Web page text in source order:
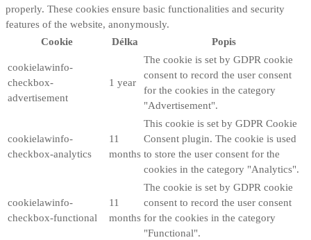
properly. These cookies ensure basic functionalities and security
features of the website, anonymously.
Cookie
Délka Popis
cookielawinfo-
checkbox-
advertisement
1 year
The cookie is set by GDPR cookie
consent to record the user consent
for the cookies in the category
"Advertisement".
cookielawinfo-
checkbox-analytics
11
months
This cookie is set by GDPR Cookie
Consent plugin. The cookie is used
to store the user consent for the
cookies in the category "Analytics".
cookielawinfo-
checkbox-functional
11
months
The cookie is set by GDPR cookie
consent to record the user consent
for the cookies in the category
"Functional".